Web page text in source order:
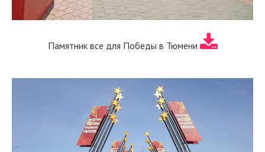
Памятник все для Победы в Тюмени